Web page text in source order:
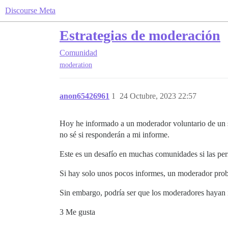
Discourse Meta
Estrategias de moderación
Comunidad
moderation
anon65426961 24 Octubre, 2023 22:57
1
Hoy he informado a un moderador voluntario de
no sé si responderán a mi informe.
Este es un desafío en muchas comunidades si las
Si hay solo unos pocos informes, un moderador
Sin embargo, podría ser que los moderadores
3 Me gusta